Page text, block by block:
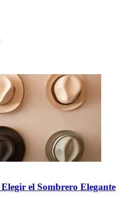
el Sombrero Elegante